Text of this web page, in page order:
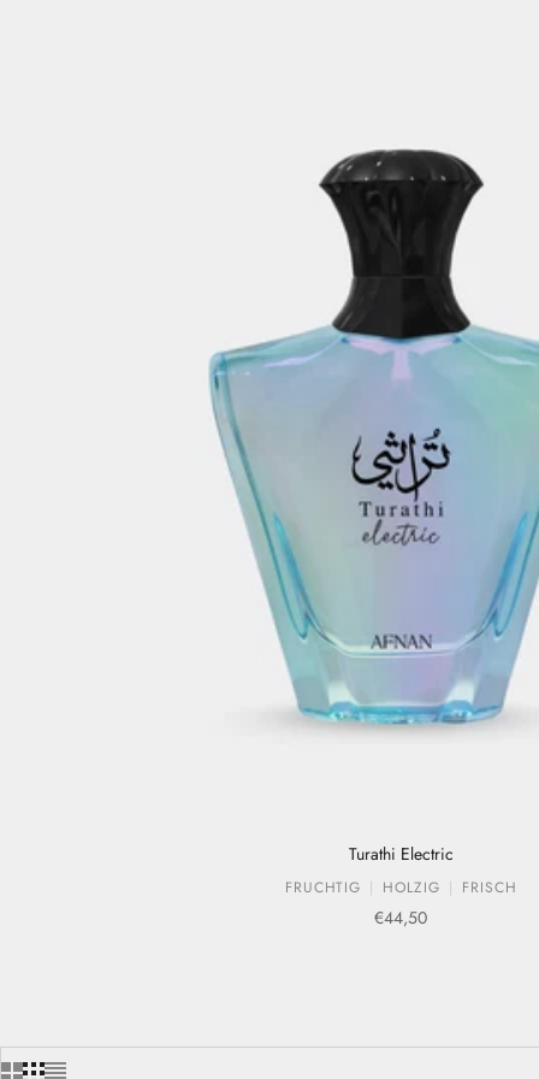
Turathi Electric
FRUCHTIG HOLZIG FRISCH
Verkaufspreis
€44,50